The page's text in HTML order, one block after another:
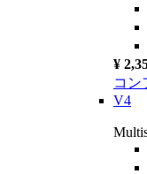
¥
コン
V4